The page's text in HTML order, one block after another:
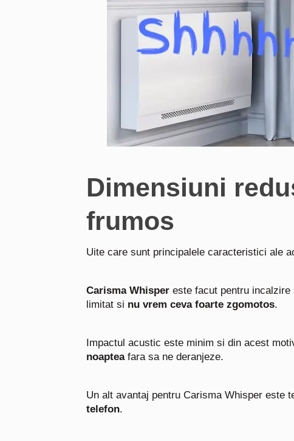
Dimensiuni
frumos
Uite care sunt principalele caracteristici ale
Carisma Whisper este facut pentru
limitat si nu vrem ceva foarte zgomotos.
Impactul acustic este minim si din acest
noapteafara sa ne deranjeze.
Un alt avantaj pentru Carisma Whisper este
telefon.